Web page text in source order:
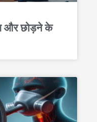
और छोड़ने के